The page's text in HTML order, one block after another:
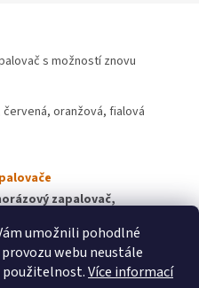
umožnili pohodlné
webu neustále
použitelnost.Více informací
s možností znovu
oranžová, fialová
zapalovač,